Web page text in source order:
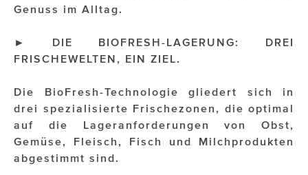
Genuss im Alltag.
► DIE BIOFRESH-LAGERUNG: DREI
FRISCHEWELTEN, EIN ZIEL.
Die BioFresh-Technologie gliedert sich in
drei spezialisierte Frischezonen, die optimal
auf die Lageranforderungen von Obst,
Gemüse, Fleisch, Fisch und Milchprodukten
abgestimmt sind.